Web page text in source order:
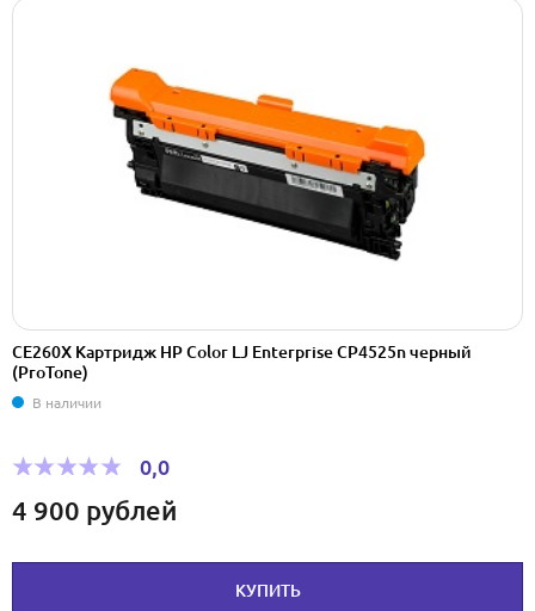
CE260X Картридж HP Color LJ Enterprise CP4525n черный
(ProTone)
В наличии
0,0
4 900 рублей
КУПИТЬ